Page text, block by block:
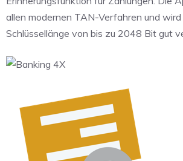
allen modernen TAN-Verfahren und
Schlüssellänge von bis zu 2048 Bit gut